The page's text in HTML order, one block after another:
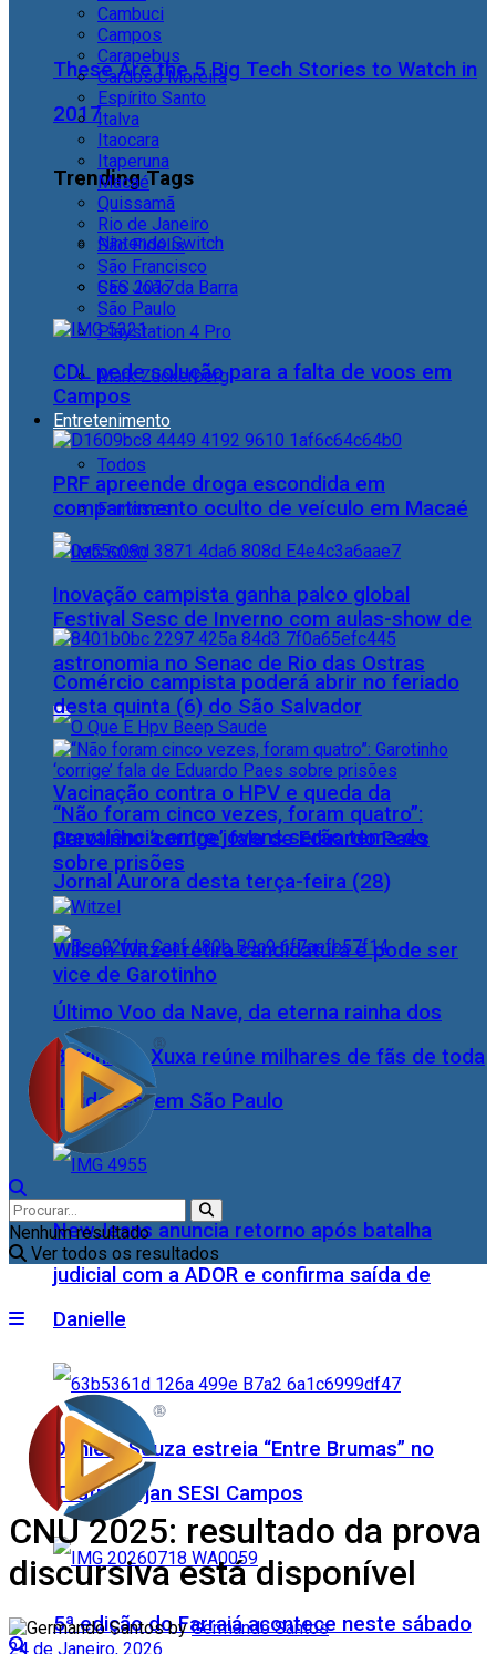
These Are the 5 Big Tech Stories to Watch in
2017
Trending Tags
Nintendo Switch
CES 2017
Playstation 4 Pro
Mark Zuckerberg
Entretenimento
Todos
Famosos
Festival Sesc de Inverno com aulas-show de
astronomia no Senac de Rio das Ostras
Vacinação contra o HPV e queda da
prevalência entre jovens serão tema do
Jornal Aurora desta terça-feira (28)
Último Voo da Nave, da eterna rainha dos
Baixinhos, Xuxa reúne milhares de fãs de toda
as idades, em São Paulo
NewJeans anuncia retorno após batalha
judicial com a ADOR e confirma saída de
Danielle
Daniele Souza estreia “Entre Brumas” no
Teatro Firjan SESI Campos
5ª edição do Farraiá acontece neste sábado
Cambuci
Campos
Carapebus
Cardoso Moreira
Espírito Santo
Italva
Itaocara
Itaperuna
Macaé
Quissamã
Rio de Janeiro
São Fidélis
São Francisco
São João da Barra
São Paulo
CDL pede solução para a falta de voos em
Campos
PRF apreende droga escondida em
compartimento oculto de veículo em Macaé
Inovação campista ganha palco global
Comércio campista poderá abrir no feriado
desta quinta (6) do São Salvador
“Não foram cinco vezes, foram quatro”:
Garotinho ‘corrige’ fala de Eduardo Paes
sobre prisões
Wilson Witzel retira candidatura e pode ser
vice de Garotinho
Nenhum resultado
Ver todos os resultados
CNU 2025: resultado da prova
discursiva está disponível
by Germando Santos
24 de Janeiro, 2026